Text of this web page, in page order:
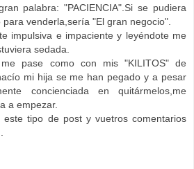
palabra: "PACIENCIA".Si se pudiera
venderla,sería "El gran negocio".
impulsiva e impaciente y leyéndote me
sedada.
pase como con mis "KILITOS" de
mi hija se me han pegado y a pesar
concienciada en quitármelos,me
a empezar.
este tipo de post y vuetros comentarios